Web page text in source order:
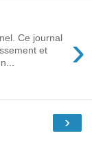
›
Ce journal
et
›